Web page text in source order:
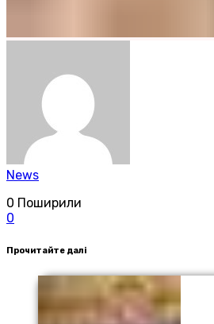
News
0 Поширили
0
Прочитайте далі